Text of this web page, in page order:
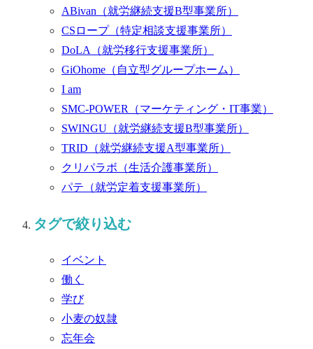
ABivan （就労継続支援B型事業所）
CSロープ （特定相談支援事業所）
DoLA （就労移行支援事業所）
GiOhome （自立型グループホーム）
I am
SMC-POWER （マーケティング・IT事業）
SWINGU （就労継続支援B型事業所）
TRID （就労継続支援A型事業所）
クリパラボ （生活介護事業所）
パテ （就労定着支援事業所）
タグで絞り込む
イベント
働く
学び
小麦の奴隷
忘年会